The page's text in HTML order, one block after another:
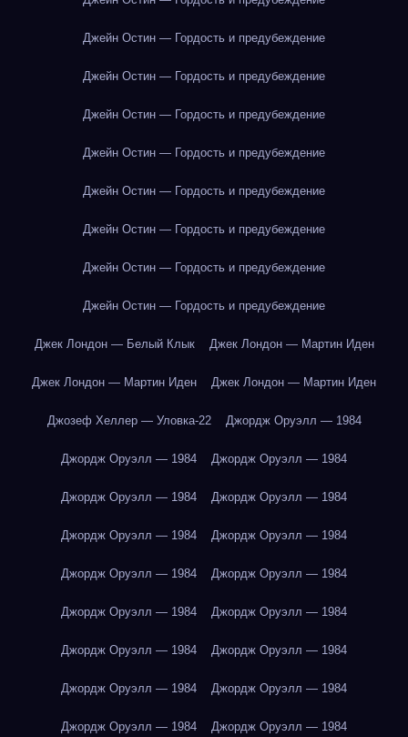
Джейн Остин — Гордость и предубеждение
Джейн Остин — Гордость и предубеждение
Джейн Остин — Гордость и предубеждение
Джейн Остин — Гордость и предубеждение
Джейн Остин — Гордость и предубеждение
Джейн Остин — Гордость и предубеждение
Джейн Остин — Гордость и предубеждение
Джейн Остин — Гордость и предубеждение
Джек Лондон — Белый Клык Джек Лондон — Мартин Иден
Джек Лондон — Мартин Иден Джек Лондон — Мартин Иден
Джозеф Хеллер — Уловка-22 Джордж Оруэлл — 1984
Джордж Оруэлл — 1984 Джордж Оруэлл — 1984
Джордж Оруэлл — 1984 Джордж Оруэлл — 1984
Джордж Оруэлл — 1984 Джордж Оруэлл — 1984
Джордж Оруэлл — 1984 Джордж Оруэлл — 1984
Джордж Оруэлл — 1984 Джордж Оруэлл — 1984
Джордж Оруэлл — 1984 Джордж Оруэлл — 1984
Джордж Оруэлл — 1984 Джордж Оруэлл — 1984
Джордж Оруэлл — 1984 Джордж Оруэлл — 1984